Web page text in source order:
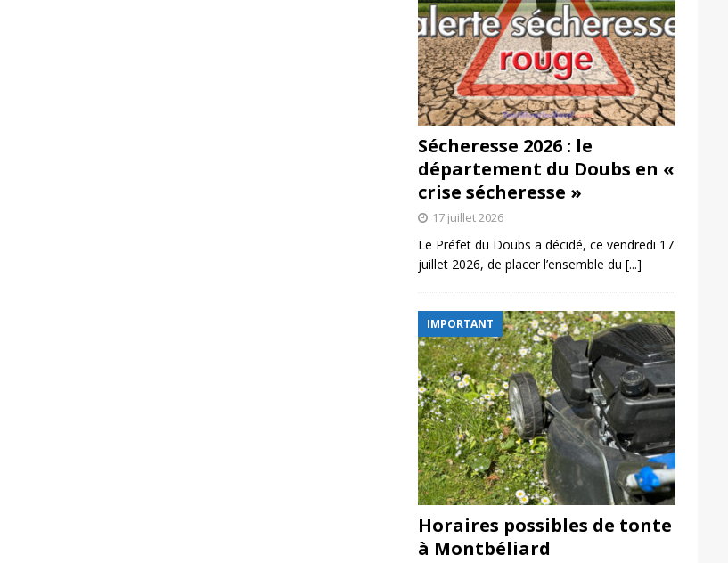
Sécheresse 2026 : le
département du Doubs en «
crise sécheresse »
17 juillet 2026
Le Préfet du Doubs a décidé, ce vendredi 17
juillet 2026, de placer l’ensemble du [...]
IMPORTANT
Horaires possibles de tonte
à Montbéliard